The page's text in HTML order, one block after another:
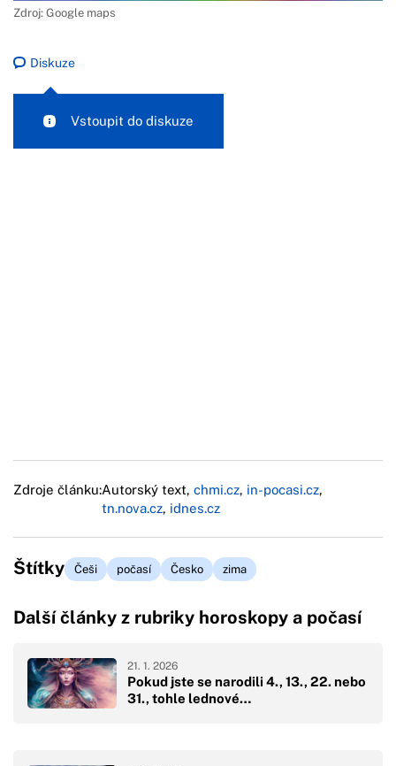
Zdroj: Google maps
Diskuze
Vstoupit do diskuze
Zdroje článku:Autorský text, chmi.cz, in-pocasi.cz,
tn.nova.cz, idnes.cz
Štítky Češi počasí Česko zima
Další články z rubriky horoskopy a počasí
Pokud jste se narodili 4., 13., 22. nebo
31., tohle lednové…
21. 1. 2026